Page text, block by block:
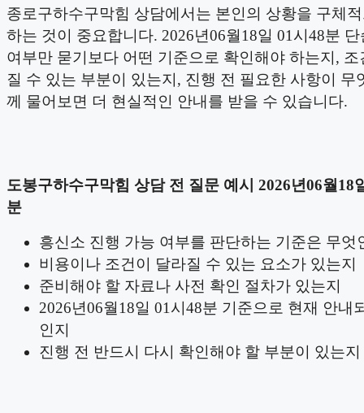
종로구하수구막힘 상담에서는 본인의 상황을 구체
하는 것이 중요합니다. 2026년06월18일 01시48분
여부만 묻기보다 어떤 기준으로 확인해야 하는지, 조
질 수 있는 부분이 있는지, 진행 전 필요한 사항이 무
께 물어보면 더 현실적인 안내를 받을 수 있습니다.
도봉구하수구막힘 상담 전 질문 예시 2026년06월18
분
흥신소 진행 가능 여부를 판단하는 기준은 무엇
비용이나 조건이 달라질 수 있는 요소가 있는지
준비해야 할 자료나 사전 확인 절차가 있는지
2026년06월18일 01시48분 기준으로 현재 안내
인지
진행 전 반드시 다시 확인해야 할 부분이 있는지